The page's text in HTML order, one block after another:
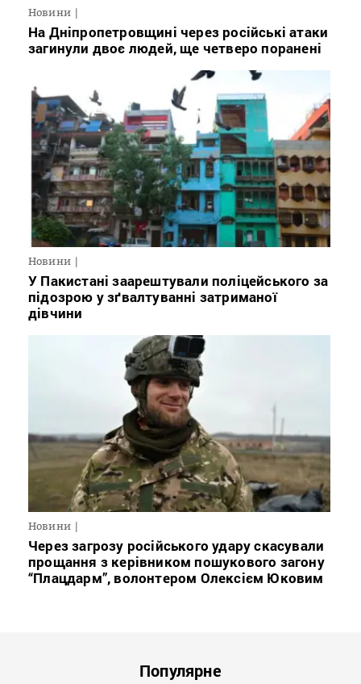
Новини
На Дніпропетровщині через російські атаки
загинули двоє людей, ще четверо поранені
Новини
У Пакистані заарештували поліцейського за
підозрою у зґвалтуванні затриманої
дівчини
Новини
Через загрозу російського удару скасували
прощання з керівником пошукового загону
“Плацдарм”, волонтером Олексієм Юковим
Популярне